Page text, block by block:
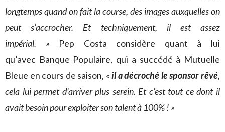
longtemps quand on fait la course, des images auxquelles on
peut s’accrocher. Et techniquement, il est assez
impérial. » Pep Costa considère quant à lui
qu’avec Banque Populaire, qui a succédé à Mutuelle
Bleue en cours de saison, «il a décroché le sponsor rêvé,
cela lui permet d’arriver plus serein. Et c’est tout ce dont il
avait besoin pour exploiter son talent à 100% ! »